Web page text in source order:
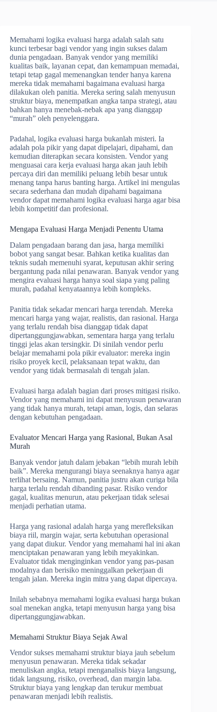
Memahami logika evaluasi harga adalah salah satu
kunci terbesar bagi vendor yang ingin sukses dalam
dunia pengadaan. Banyak vendor yang memiliki
kualitas baik, layanan cepat, dan kemampuan memadai,
tetapi tetap gagal memenangkan tender hanya karena
mereka tidak memahami bagaimana evaluasi harga
dilakukan oleh panitia. Mereka sering salah menyusun
struktur biaya, menempatkan angka tanpa strategi, atau
bahkan hanya menebak-nebak apa yang dianggap
“murah” oleh penyelenggara.
Padahal, logika evaluasi harga bukanlah misteri. Ia
adalah pola pikir yang dapat dipelajari, dipahami, dan
kemudian diterapkan secara konsisten. Vendor yang
menguasai cara kerja evaluasi harga akan jauh lebih
percaya diri dan memiliki peluang lebih besar untuk
menang tanpa harus banting harga. Artikel ini mengulas
secara sederhana dan mudah dipahami bagaimana
vendor dapat memahami logika evaluasi harga agar bisa
lebih kompetitif dan profesional.
Mengapa Evaluasi Harga Menjadi Penentu Utama
Dalam pengadaan barang dan jasa, harga memiliki
bobot yang sangat besar. Bahkan ketika kualitas dan
teknis sudah memenuhi syarat, keputusan akhir sering
bergantung pada nilai penawaran. Banyak vendor yang
mengira evaluasi harga hanya soal siapa yang paling
murah, padahal kenyataannya lebih kompleks.
Panitia tidak sekadar mencari harga terendah. Mereka
mencari harga yang wajar, realistis, dan rasional. Harga
yang terlalu rendah bisa dianggap tidak dapat
dipertanggungjawabkan, sementara harga yang terlalu
tinggi jelas akan tersingkir. Di sinilah vendor perlu
belajar memahami pola pikir evaluator: mereka ingin
risiko proyek kecil, pelaksanaan tepat waktu, dan
vendor yang tidak bermasalah di tengah jalan.
Evaluasi harga adalah bagian dari proses mitigasi risiko.
Vendor yang memahami ini dapat menyusun penawaran
yang tidak hanya murah, tetapi aman, logis, dan selaras
dengan kebutuhan pengadaan.
Evaluator Mencari Harga yang Rasional, Bukan Asal
Murah
Banyak vendor jatuh dalam jebakan “lebih murah lebih
baik”. Mereka mengurangi biaya seenaknya hanya agar
terlihat bersaing. Namun, panitia justru akan curiga bila
harga terlalu rendah dibanding pasar. Risiko vendor
gagal, kualitas menurun, atau pekerjaan tidak selesai
menjadi perhatian utama.
Harga yang rasional adalah harga yang merefleksikan
biaya riil, margin wajar, serta kebutuhan operasional
yang dapat diukur. Vendor yang memahami hal ini akan
menciptakan penawaran yang lebih meyakinkan.
Evaluator tidak menginginkan vendor yang pas-pasan
modalnya dan berisiko meninggalkan pekerjaan di
tengah jalan. Mereka ingin mitra yang dapat dipercaya.
Inilah sebabnya memahami logika evaluasi harga bukan
soal menekan angka, tetapi menyusun harga yang bisa
dipertanggungjawabkan.
Memahami Struktur Biaya Sejak Awal
Vendor sukses memahami struktur biaya jauh sebelum
menyusun penawaran. Mereka tidak sekadar
menuliskan angka, tetapi menganalisis biaya langsung,
tidak langsung, risiko, overhead, dan margin laba.
Struktur biaya yang lengkap dan terukur membuat
penawaran menjadi lebih realistis.